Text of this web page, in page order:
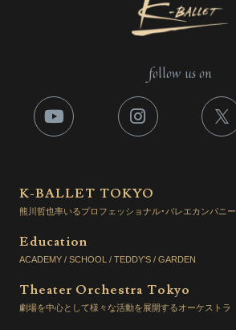
follow us on
K-BALLET TOKYO
熊川哲也率いるプロフェッショナル・バレエカンパニー
Education
ACADEMY / SCHOOL / TEDDY’S / GARDEN
Theater Orchestra Tokyo
劇場を中心として様々な活動を展開するオーケストラ